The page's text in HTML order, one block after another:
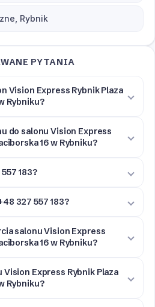
Rybnik
PYTANIA
Vision Express Rybnik Plaza
Rybniku?
do salonu Vision Express
16 w Rybniku?
183?
327 557 183?
salonu Vision Express
16 w Rybniku?
Express Rybnik Plaza
Rybniku?